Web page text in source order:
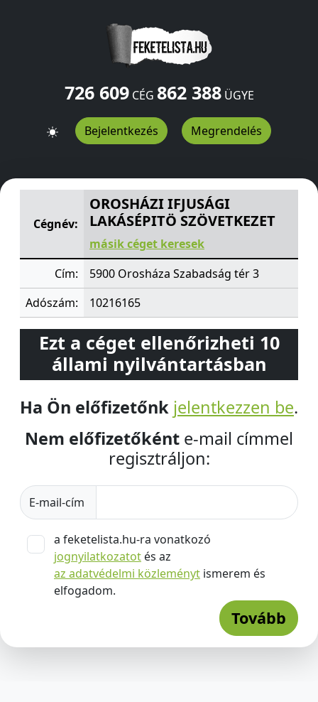
726 609CÉG 862 388ÜGYE
Bejelentkezés Megrendelés
OROSHÁZI IFJUSÁGI LAKÁSÉPITÖ SZÖVETKEZET
Cégnév:
OROSHÁZI IFJUSÁGI
LAKÁSÉPITÖ SZÖVETKEZET
másik céget keresek
Cím:
5900 Orosháza Szabadság tér 3
Adószám:
10216165
Ezt a céget ellenőrizheti 10
állami nyilvántartásban
Ha Ön előfizetőnk jelentkezzen be.
Nem előfizetőként e-mail címmel
regisztráljon:
E-mail-cím
a feketelista.hu-ra vonatkozó
jognyilatkozatot és az
az adatvédelmi közleményt ismerem és
elfogadom.
Tovább